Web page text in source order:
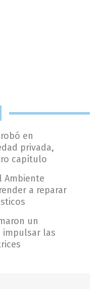
en
privada,
capítulo
Ambiente
a reparar
un
impulsar las